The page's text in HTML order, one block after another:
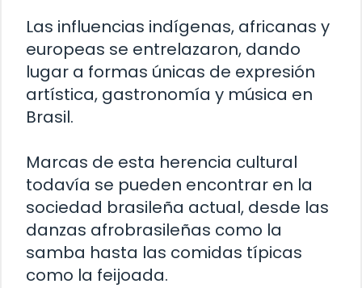
Las influencias indígenas, africanas y
europeas se entrelazaron, dando
lugar a formas únicas de expresión
artística, gastronomía y música en
Brasil.
Marcas de esta herencia cultural
todavía se pueden encontrar en la
sociedad brasileña actual, desde las
danzas afrobrasileñas como la
samba hasta las comidas típicas
como la feijoada.